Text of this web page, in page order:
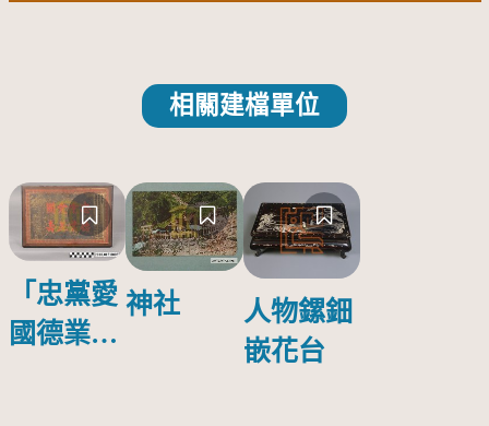
相關建檔單位
「忠黨愛
國德業並
神社
人物鏍鈿
嵌花台